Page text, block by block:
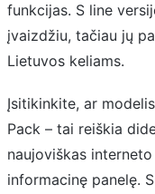
funkcijas. S line
įvaizdžiu, tačiau jų
Lietuvos keliams.
Įsitikinkite, ar
Pack – tai reiškia
naujoviškas
informacinę panelę.